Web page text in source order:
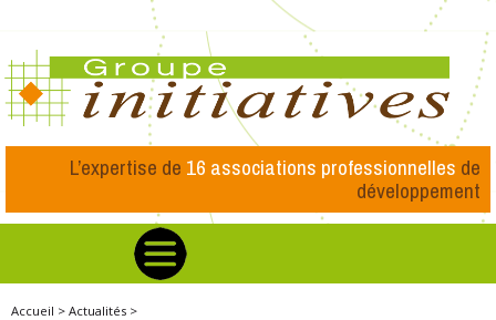
L’expertise de 16 associations professionnelles de
développement
Accueil > Actualités >